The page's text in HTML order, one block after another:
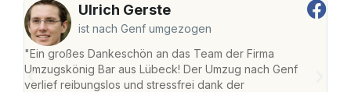
Ulrich Gerste
ist nach Genf umgezogen
"Ein großes Dankeschön an das Team der Firma
Umzugskönig Bar aus Lübeck! Der Umzug nach Genf
verlief reibungslos und stressfrei dank der